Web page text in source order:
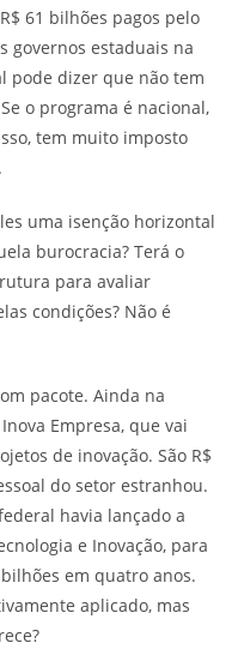
61 bilhões pagos pelo
governos estaduais na
pode dizer que não tem
o programa é nacional,
tem muito imposto
uma isenção horizontal
burocracia? Terá o
para avaliar
condições? Não é
pacote. Ainda na
Empresa, que vai
de inovação. São R$
do setor estranhou.
havia lançado a
e Inovação, para
em quatro anos.
aplicado, mas